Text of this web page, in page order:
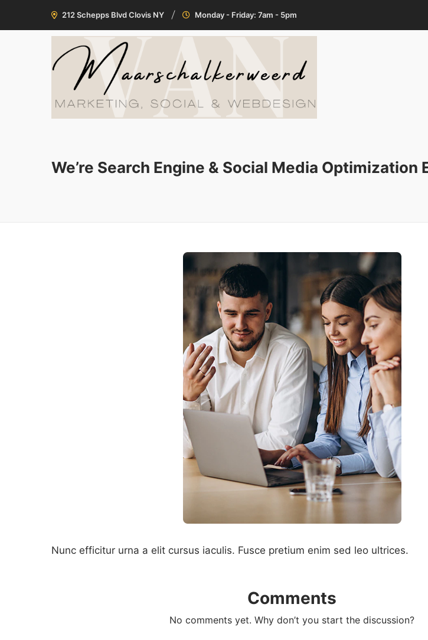
212 Schepps Blvd Clovis NY Monday - Friday: 7am - 5pm
We’re Search Engine & Social Media Optimization
Nunc efficitur urna a elit cursus iaculis. Fusce pretium enim sed leo ultrices.
Comments
No comments yet. Why don’t you start the discussion?